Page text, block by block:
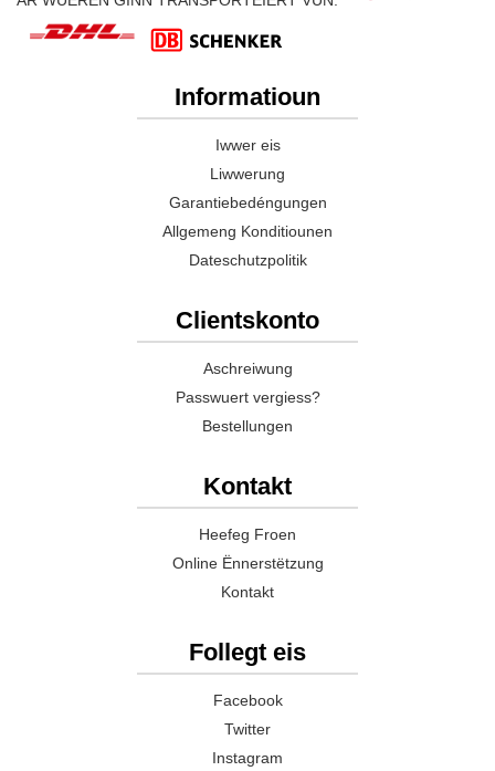
Informatioun
Iwwer eis
Liwwerung
Garantiebedéngungen
Allgemeng Konditiounen
Dateschutzpolitik
Clientskonto
Aschreiwung
Passwuert vergiess?
Bestellungen
Kontakt
Heefeg Froen
Online Ënnerstëtzung
Kontakt
Follegt eis
Facebook
Twitter
Instagram